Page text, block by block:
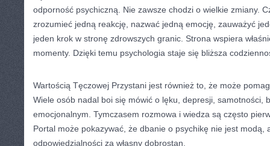
odporność psychiczną. Nie zawsze chodzi o wielkie zmiany.
zrozumieć jedną reakcję, nazwać jedną emocję, zauważyć
jeden krok w stronę zdrowszych granic. Strona wspiera
momenty. Dzięki temu psychologia staje się bliższa
Wartością Tęczowej Przystani jest również to, że może
Wiele osób nadal boi się mówić o lęku, depresji, samotności,
emocjonalnym. Tymczasem rozmowa i wiedza są często
Portal może pokazywać, że dbanie o psychikę nie jest modą,
odpowiedzialności za własny dobrostan.